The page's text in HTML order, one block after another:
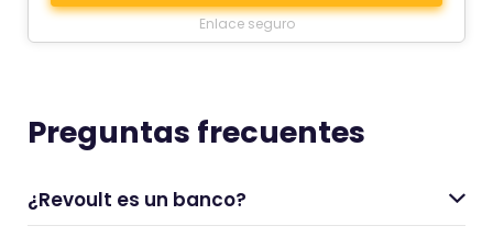
Enlace seguro
Preguntas frecuentes
¿Revoult es un banco?